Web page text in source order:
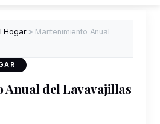
Hogar» Mantenimiento Anual
Anual del Lavavajillas